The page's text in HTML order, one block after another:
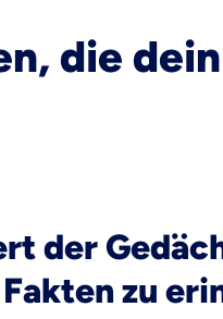
die
der
zu
dich beraten?
wählen